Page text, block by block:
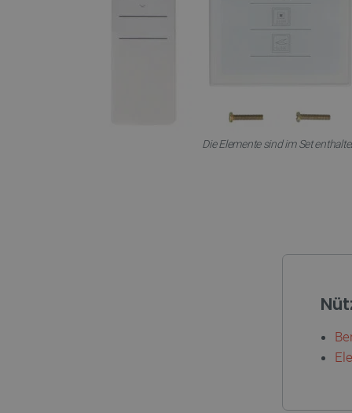
Die Elemente sind im Set
critCartData